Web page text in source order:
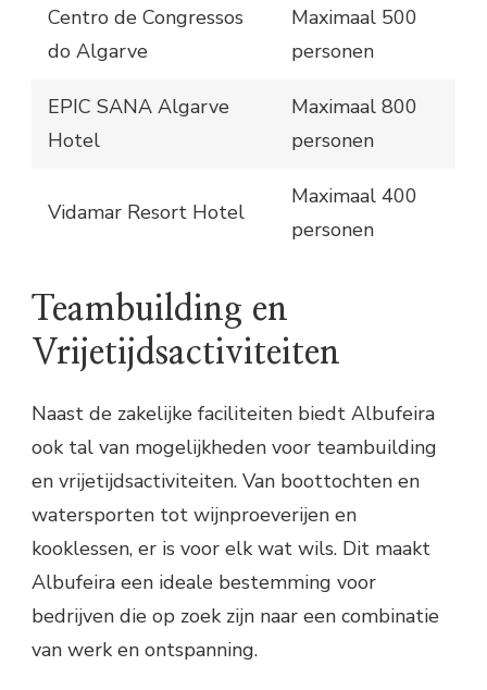
Centro de Congressos
do Algarve
Maximaal 500
personen
EPIC SANA Algarve
Hotel
Maximaal 800
personen
Vidamar Resort Hotel
Maximaal 400
personen
Teambuilding en
Vrijetijdsactiviteiten
Naast de zakelijke faciliteiten biedt Albufeira
ook tal van mogelijkheden voor teambuilding
en vrijetijdsactiviteiten. Van boottochten en
watersporten tot wijnproeverijen en
kooklessen, er is voor elk wat wils. Dit maakt
Albufeira een ideale bestemming voor
bedrijven die op zoek zijn naar een combinatie
van werk en ontspanning.